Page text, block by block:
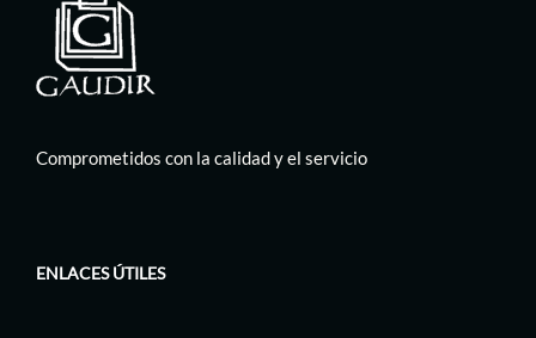
Comprometidos con la calidad y el servicio
ENLACES ÚTILES